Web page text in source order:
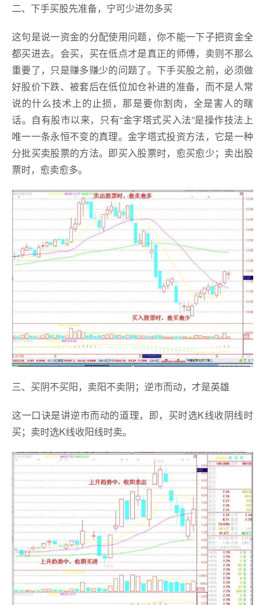
二、下手买股先准备，宁可少进勿多买
这句是说一资金的分配使用问题，你不能一下子把资金全
都买进去。会买，买在低点才是真正的师傅，卖则不那么
重要了，只是赚多赚少的问题了。下手买股之前，必须做
好股价下跌、被套后在低位加仓补进的准备，而不是人常
说的什么技术上的止损，那是要你割肉，全是害人的瞎
话。自有股市以来，只有“金字塔式买入法”是操作技法上
唯一一条永恒不变的真理。金字塔式投资方法，它是一种
分批买卖股票的方法。即买入股票时，愈买愈少；卖出股
票时，愈卖愈多。
三、买阴不买阳，卖阳不卖阴；逆市而动，才是英雄
这一口诀是讲逆市而动的道理，即，买时选K线收阴线时
买；卖时选K线收阳线时卖。